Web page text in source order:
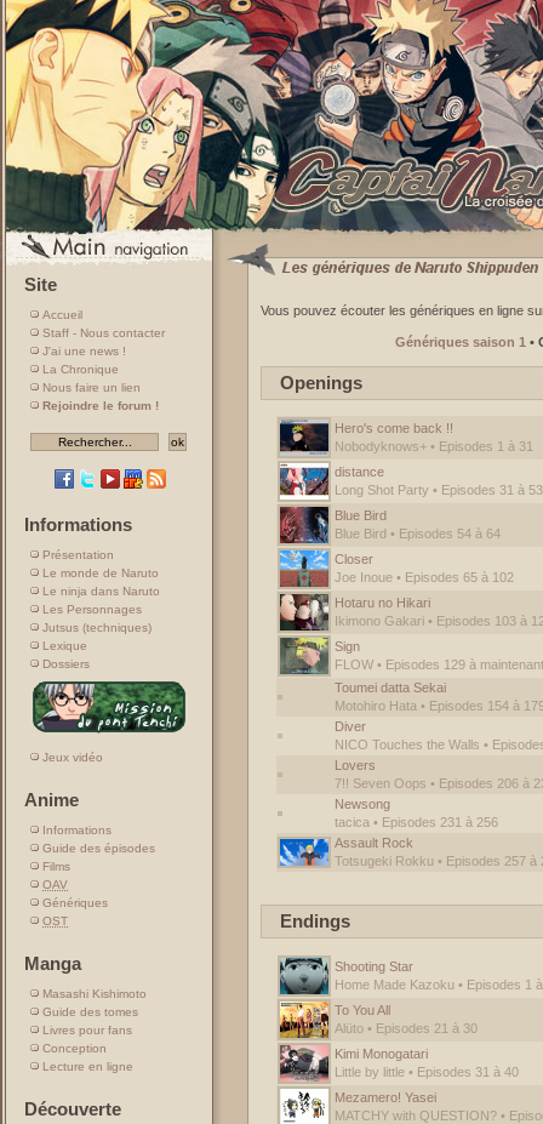
Site
Accueil
Staff - Nous contacter
J'ai une news !
La Chronique
Nous faire un lien
Rejoindre le forum !
Informations
Présentation
Le monde de Naruto
Le ninja dans Naruto
Les Personnages
Jutsus (techniques)
Lexique
Dossiers
Jeux vidéo
Anime
Informations
Guide des épisodes
Films
OAV
Génériques
OST
Manga
Masashi Kishimoto
Guide des tomes
Livres pour fans
Conception
Lecture en ligne
Découverte
Vous pouvez écouter les génériques en ligne
Génériques saison 1 •
Openings
Hero's come back !!
Nobodyknows+ • Episodes 1 à 31
distance
Long Shot Party • Episodes 31 à 53
Blue Bird
Blue Bird • Episodes 54 à 64
Closer
Joe Inoue • Episodes 65 à 102
Hotaru no Hikari
Ikimono Gakari • Episodes 103 à
Sign
FLOW • Episodes 129 à maintenant
Toumei datta Sekai
Motohiro Hata • Episodes 154 à
Diver
NICO Touches the Walls •
Lovers
7!! Seven Oops • Episodes 206 à
Newsong
tacica • Episodes 231 à 256
Assault Rock
Totsugeki Rokku • Episodes 257 à
Endings
Shooting Star
Home Made Kazoku • Episodes 1
To You All
Alüto • Episodes 21 à 30
Kimi Monogatari
Little by little • Episodes 31 à 40
Mezamero! Yasei
MATCHY with QUESTION? •